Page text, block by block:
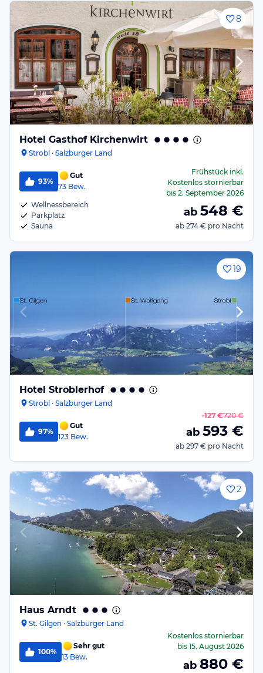
8
Hotel Gasthof Kirchenwirt
Strobl · Salzburger Land
93%
Gut
73 Bew.
Wellnessbereich
Parkplatz
Sauna
Frühstückinkl.
Kostenlos stornierbar
bis 2. September 2026
ab 548 €
ab 274 € pro Nacht
19
Hotel Stroblerhof
Strobl · Salzburger Land
97%
Gut
123 Bew.
-127 €720 €
ab 593 €
ab 297 € pro Nacht
2
Haus Arndt
St. Gilgen · Salzburger Land
100%
Sehr gut
13 Bew.
Kostenlos stornierbar
bis 15. August 2026
ab 880 €